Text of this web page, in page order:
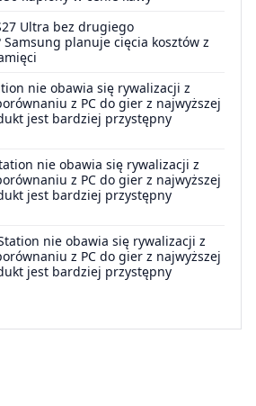
Ultra bez drugiego
planuje cięcia kosztów z
nie obawia się rywalizacji z
z PC do gier z najwyższej
jest bardziej przystępny
nie obawia się rywalizacji z
z PC do gier z najwyższej
jest bardziej przystępny
nie obawia się rywalizacji z
z PC do gier z najwyższej
jest bardziej przystępny